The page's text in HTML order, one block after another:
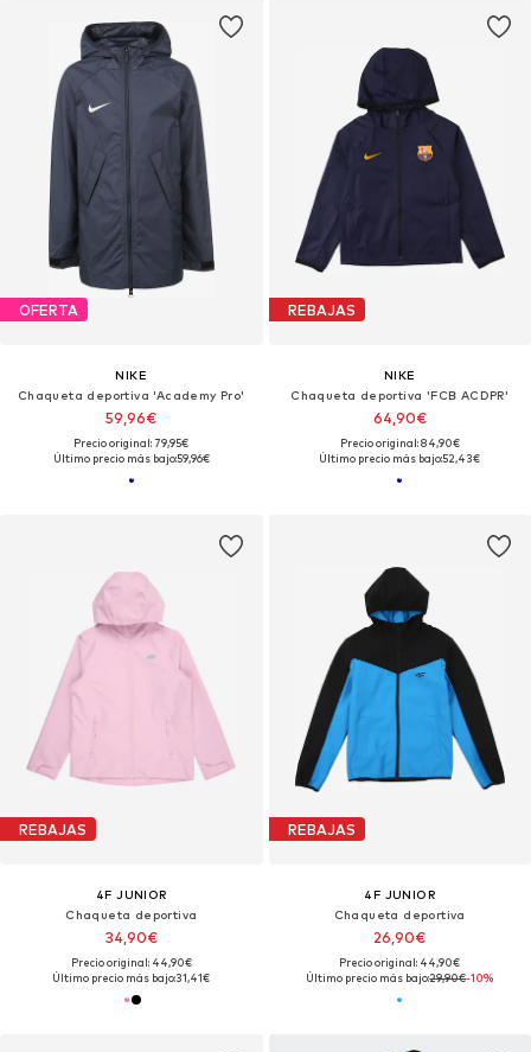
OFERTA
NIKE
Chaqueta deportiva 'Academy Pro'
59,96€
Precio original: 79,95€
Último precio más bajo:59,96€
REBAJAS
NIKE
Chaqueta deportiva 'FCB ACDPR'
64,90€
Precio original: 84,90€
Último precio más bajo:52,43€
REBAJAS
4F JUNIOR
Chaqueta deportiva
34,90€
Precio original: 44,90€
Último precio más bajo:31,41€
REBAJAS
4F JUNIOR
Chaqueta deportiva
26,90€
Precio original: 44,90€
Último precio más bajo:29,90€-10%